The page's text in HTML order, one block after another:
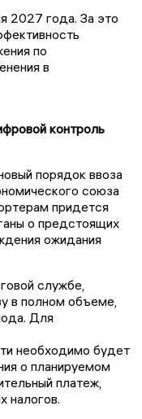
2027 года. За это
по
в
контроль
порядок ввоза
союза
придется
о предстоящих
ожидания
службе,
в полном объеме,
Для
необходимо будет
о планируемом
платеж,
налогов.